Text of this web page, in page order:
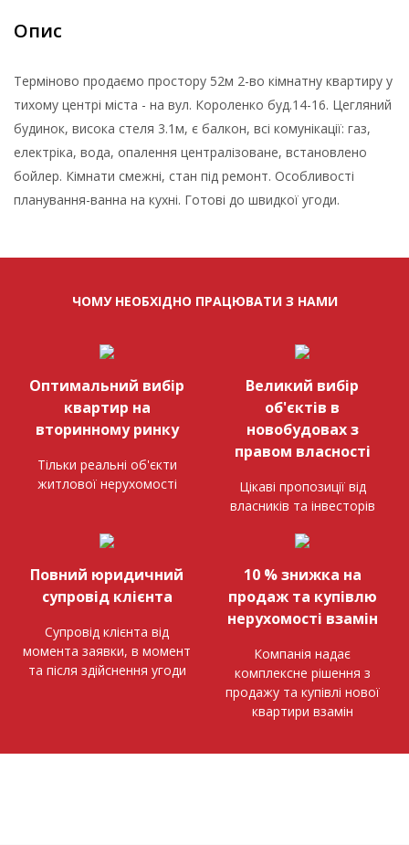
Опис
Терміново продаємо простору 52м 2-во кімнатну квартиру у
тихому центрі міста - на вул. Короленко буд.14-16. Цегляний
будинок, висока стеля 3.1м, є балкон, всі комунікації: газ,
електріка, вода, опалення централізоване, встановлено
бойлер. Кімнати смежні, стан під ремонт. Особливості
планування-ванна на кухні. Готові до швидкої угоди.
ЧОМУ НЕОБХІДНО ПРАЦЮВАТИ З НАМИ
Оптимальний вибір
квартир на
вторинному ринку
Тільки реальні об'єкти
житлової нерухомості
Великий вибір
об'єктів в
новобудовах з
правом власності
Цікаві пропозиції від
власників та інвесторів
Повний юридичний
супровід клієнта
Супровід клієнта від
момента заявки, в момент
та після здійснення угоди
10 % знижка на
продаж та купівлю
нерухомості взамін
Компанія надає
комплексне рішення з
продажу та купівлі нової
квартири взамін